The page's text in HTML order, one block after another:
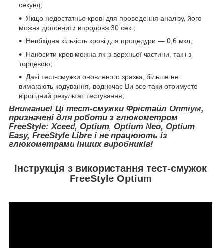
секунд;
Якщо недостатньо крові для проведення аналізу, його
можна доповнити впродовж 30 сек.;
Необхідна кількість крові для процедури — 0,6 мкл;
Наносити кров можна як із верхньої частини, так і з
торцевою;
Дані тест-смужки оновленого зразка, більше не
вимагають кодування, водночас Ви все-таки отримуєте
вірогідний результат тестування;
Внимание! Ці тест-смужки Фрістайл Оптіум,
призначені для роботи з глюкометром
FreeStyle: Xceed, Optium, Optium Neo, Optium
Easy, FreeStyle Libre і не працюють із
глюкометрами інших виробників!
Інструкція з використання тест-смужок
FreeStyle Optium